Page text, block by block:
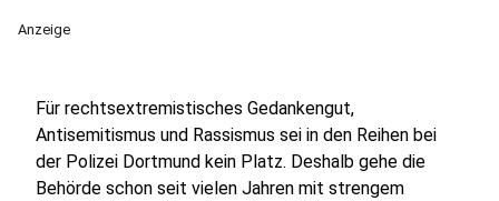
Anzeige
Für rechtsextremistisches Gedankengut,
Antisemitismus und Rassismus sei in den Reihen bei
der Polizei Dortmund kein Platz. Deshalb gehe die
Behörde schon seit vielen Jahren mit strengem